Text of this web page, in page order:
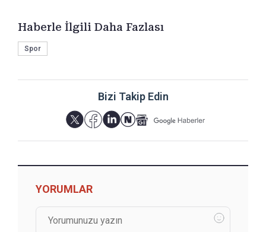
Haberle İlgili Daha Fazlası
Spor
Bizi Takip Edin
YORUMLAR